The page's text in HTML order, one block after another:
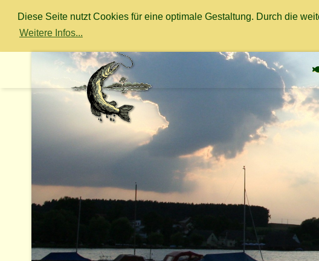
Diese Seite nutzt Cookies für eine optimale Gestaltung. Durch die
Weitere Infos...
.